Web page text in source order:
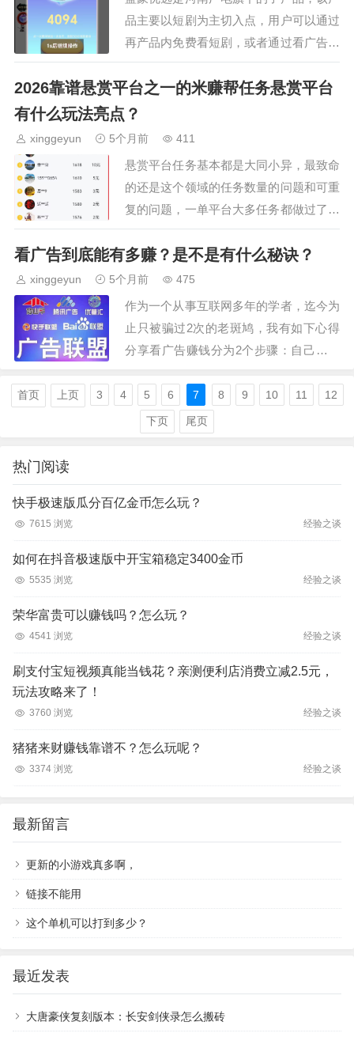
品主要以短剧为主切入点，用户可以通过
再产品内免费看短剧，或者通过看广告的
形式来获得零花钱。产品新上线，权重还
可以感觉是有水的状态，我没有打只是测
试了一下，进去就是4…
2026靠谱悬赏平台之一的米赚帮任务悬赏平台
有什么玩法亮点？
xinggeyun 5个月前 411
悬赏平台任务基本都是大同小异，最致命
的还是这个领域的任务数量的问题和可重
复的问题，一单平台大多任务都做过了，
去哪个平台都是差不多的，因为很多大类
任务都是一次性的，需要新用户才可以
接。今天来讲一讲 米赚…
看广告到底能有多赚？是不是有什么秘诀？
xinggeyun 5个月前 475
作为一个从事互联网多年的学者，迄今为
止只被骗过2次的老斑鸠，我有如下心得
分享看广告赚钱分为2个步骤：自己养机
玩的收益）有推广能力的基本只做拉新，
没有推广能力的就只能…
首页 上页 3 4 5 6 7 8 9 10 11 12
下页 尾页
热门阅读
快手极速版瓜分百亿金币怎么玩？
7615 浏览 经验之谈
如何在抖音极速版中开宝箱稳定3400金币
5535 浏览 经验之谈
荣华富贵可以赚钱吗？怎么玩？
4541 浏览 经验之谈
刷支付宝短视频真能当钱花？亲测便利店消费立减2.5元，
玩法攻略来了！
3760 浏览 经验之谈
猪猪来财赚钱靠谱不？怎么玩呢？
3374 浏览 经验之谈
最新留言
更新的小游戏真多啊，
链接不能用
这个单机可以打到多少？
最近发表
大唐豪侠复刻版本：长安剑侠录怎么搬砖